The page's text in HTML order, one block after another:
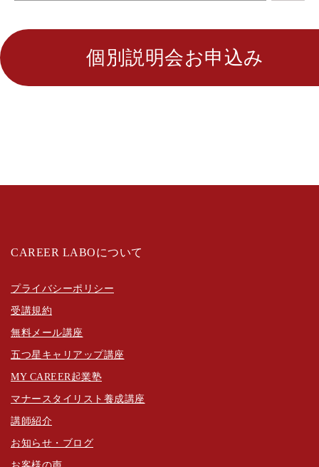
個別説明会お申込み
CAREER LABOについて
プライバシーポリシー
受講規約
無料メール講座
五つ星キャリアップ講座
MY CAREER起業塾
マナースタイリスト養成講座
講師紹介
お知らせ・ブログ